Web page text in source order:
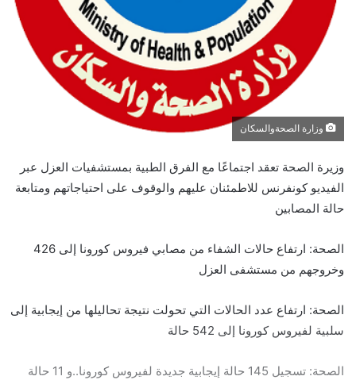
وزارة الصحةوالسكان
وزيرة الصحة تعقد اجتماعًا مع الفرق الطبية بمستشفيات العزل عبر
الفيديو كونفرنس للاطمئنان عليهم والوقوف على احتياجاتهم ومتابعة
حالة المصابين
الصحة: ارتفاع حالات الشفاء من مصابي فيروس كورونا إلى 426
وخروجهم من مستشفى العزل
الصحة: ارتفاع عدد الحالات التي تحولت نتيجة تحاليلها من إيجابية إلى
سلبية لفيروس كورونا إلى 542 حالة
الصحة: تسجيل 145 حالة إيجابية جديدة لفيروس كورونا..و 11 حالة